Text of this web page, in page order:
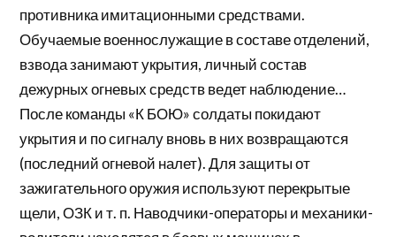
противника имитационными средствами.
Обучаемые военнослужащие в составе отделений,
взвода занимают укрытия, личный состав
дежурных огневых средств ведет наблюдение…
После команды «К БОЮ» солдаты покидают
укрытия и по сигналу вновь в них возвращаются
(последний огневой налет). Для защиты от
зажигательного оружия используют перекрытые
щели, ОЗК и т. п. Наводчики-операторы и механики-